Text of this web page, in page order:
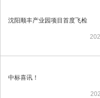
沈阳顺丰产业园项目首度飞检
中标喜讯！